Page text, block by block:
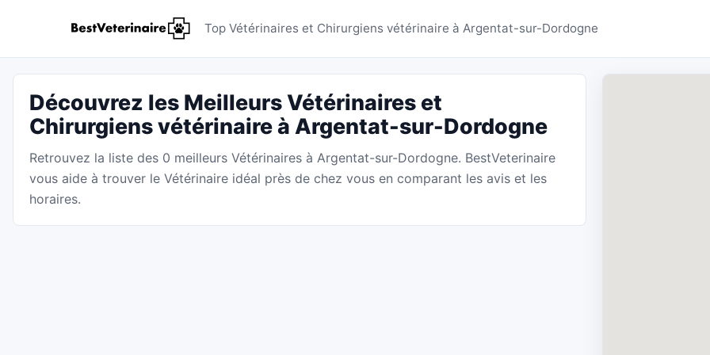
Vétérinaires Argentat-sur-
Top Vétérinaires et Chirurgiens vétérinaire à Argentat-sur-Dordogne
Découvrez les Meilleurs Vétérinaires et
Chirurgiens vétérinaire à Argentat-sur-Dordogne
Retrouvez la liste des 0 meilleurs Vétérinaires à Argentat-sur-Dordogne. BestVeterinaire
vous aide à trouver le Vétérinaire idéal près de chez vous en comparant les avis et les
horaires.